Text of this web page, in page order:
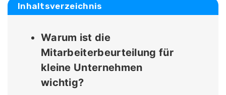
Inhaltsverzeichnis
Warum ist die
Mitarbeiterbeurteilung für
kleine Unternehmen
wichtig?